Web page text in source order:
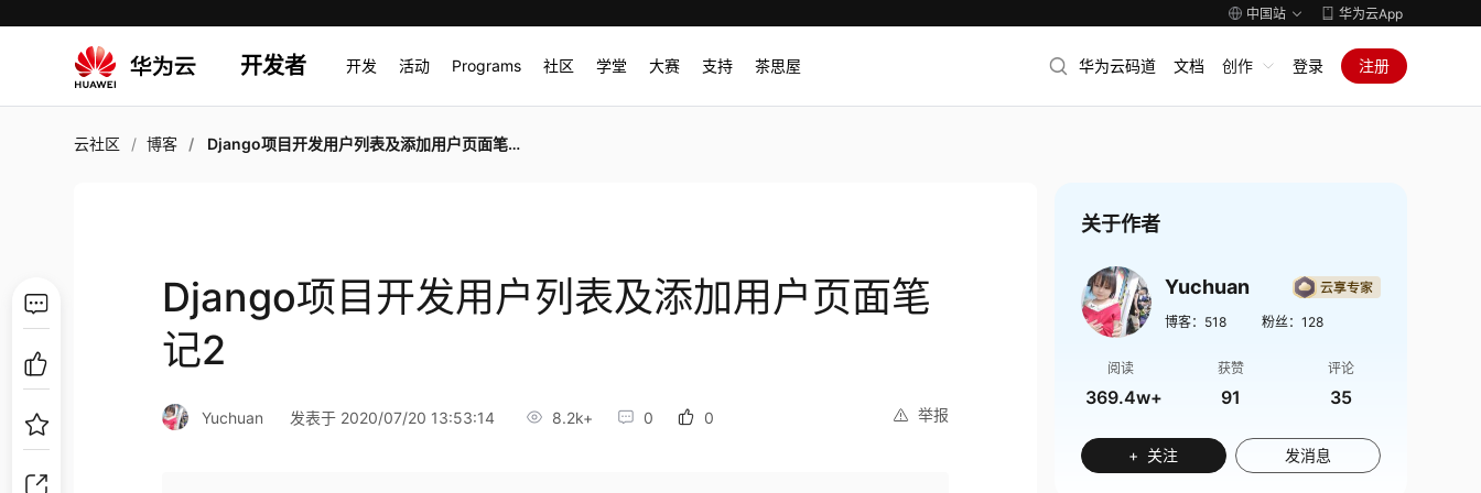
中国站 华为云App
开发者 开发 活动 Programs 社区 学堂 大赛 支持 茶思屋 华为云码道 文档 创作 登录 注册
云社区 博客 Django项目开发用户列表及添加用户页面笔记2
Django项目开发用户列表及添加用户页面笔
记2
举报
Yuchuan 发表于 2020/07/20 13:53:14 8.2k+ 0 0
关于作者
Yuchuan
博客： 518 粉丝： 128
阅读
369.4w+
获赞
91
评论
35
+ 关注 发消息